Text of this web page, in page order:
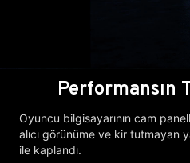
Performansın
Oyuncu bilgisayarının cam
alıcı görünüme ve kir tutmayan
ile kaplandı.